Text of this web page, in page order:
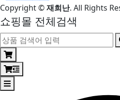
Copyright©재희난. All Rights
쇼핑몰 전체검색